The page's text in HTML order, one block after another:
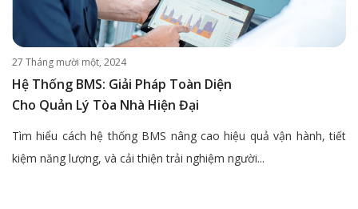
27 Tháng mười một, 2024
Hệ Thống BMS: Giải Pháp Toàn Diện
Cho Quản Lý Tòa Nhà Hiện Đại
Tìm hiểu cách hệ thống BMS nâng cao hiệu quả vận hành, tiết
kiệm năng lượng, và cải thiện trải nghiệm người...